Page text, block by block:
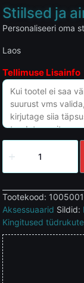
Stiilsed ja
Personaliseeri oma
Laos
Tellimuse Lisainfo
Tootekood:
Aksessuaarid Sildid:
Kingitused